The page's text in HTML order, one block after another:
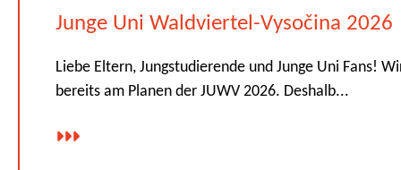
Junge Uni Waldviertel-Vysočina 2026
Liebe Eltern, Jungstudierende und Junge Uni Fans!
bereits am Planen der JUWV 2026. Deshalb...